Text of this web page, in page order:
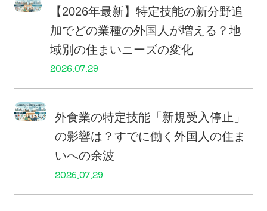
【2026年最新】特定技能の新分野追
加でどの業種の外国人が増える？地
域別の住まいニーズの変化
2026.07.29
外食業の特定技能「新規受入停止」
の影響は？すでに働く外国人の住ま
いへの余波
2026.07.29